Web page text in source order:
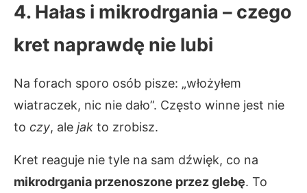
4. Hałas i mikrodrgania – czego
kret naprawdę nie lubi
Na forach sporo osób pisze: „włożyłem
wiatraczek, nic nie dało”. Często winne jest nie
to czy, ale jak to zrobisz.
Kret reaguje nie tyle na sam dźwięk, co na
mikrodrgania przenoszone przez glebę. To